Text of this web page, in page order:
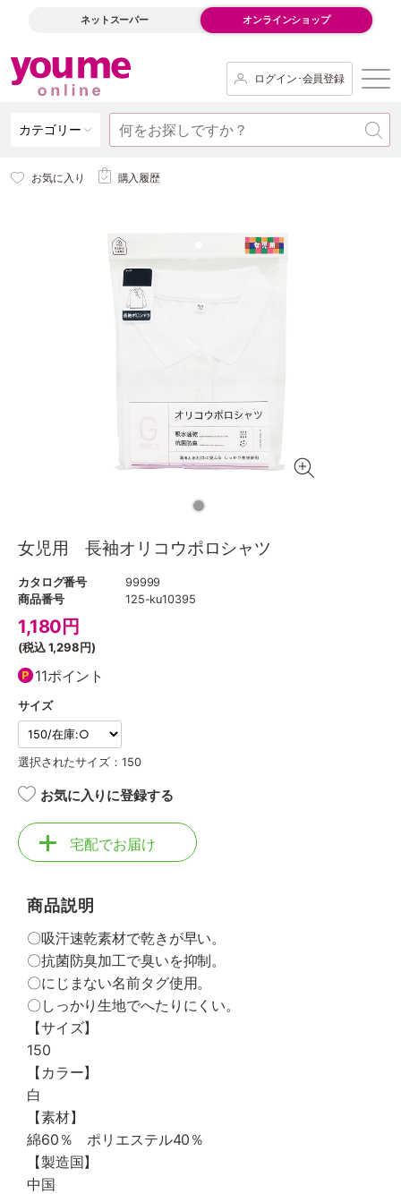
ネットスーパー オンラインショップ
ログイン･会員登録
カテゴリー
お気に入り 購入履歴
女児用 長袖オリコウポロシャツ
カタログ番号
99999
商品番号
125-ku10395
1,180 円
(税込1,298円)
11ポイント
サイズ
選択されたサイズ：150
お気に入りに登録する
宅配でお届け
商品説明
〇吸汗速乾素材で乾きが早い。
〇抗菌防臭加工で臭いを抑制。
〇にじまない名前タグ使用。
〇しっかり生地でへたりにくい。
【サイズ】
150
【カラー】
白
【素材】
綿60％ ポリエステル40％
【製造国】
中国